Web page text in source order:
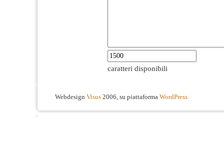
caratteri disponibili
Webdesign Visus 2006, su piattaforma WordPress